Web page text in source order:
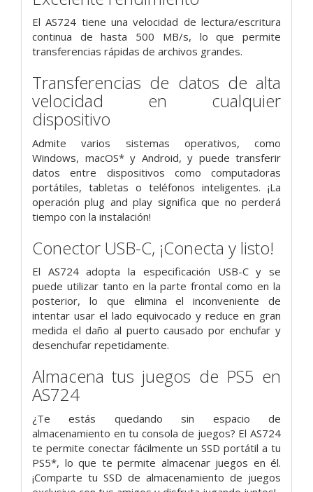
El AS724 tiene una velocidad de lectura/escritura
continua de hasta 500 MB/s, lo que permite
transferencias rápidas de archivos grandes.
Transferencias de datos de alta
velocidad en cualquier
dispositivo
Admite varios sistemas operativos, como
Windows, macOS* y Android, y puede transferir
datos entre dispositivos como computadoras
portátiles, tabletas o teléfonos inteligentes. ¡La
operación plug and play significa que no perderá
tiempo con la instalación!
Conector USB-C, ¡Conecta y listo!
El AS724 adopta la especificación USB-C y se
puede utilizar tanto en la parte frontal como en la
posterior, lo que elimina el inconveniente de
intentar usar el lado equivocado y reduce en gran
medida el daño al puerto causado por enchufar y
desenchufar repetidamente.
Almacena tus juegos de PS5 en
AS724
¿Te estás quedando sin espacio de
almacenamiento en tu consola de juegos? El AS724
te permite conectar fácilmente un SSD portátil a tu
PS5*, lo que te permite almacenar juegos en él.
¡Comparte tu SSD de almacenamiento de juegos